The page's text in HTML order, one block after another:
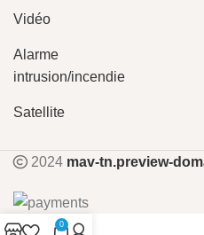
Vidéo
Alarme
intrusion/incendie
Satellite
2024 mav-tn.preview-
0